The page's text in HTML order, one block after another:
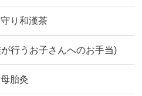
り和漢茶
行うお子さんへのお手当)
胎灸